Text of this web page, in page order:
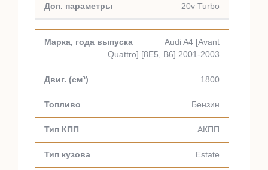
20v Turbo
Audi A4 [Avant
Quattro] [8E5, B6] 2001-2003
1800
Бензин
АКПП
Estate